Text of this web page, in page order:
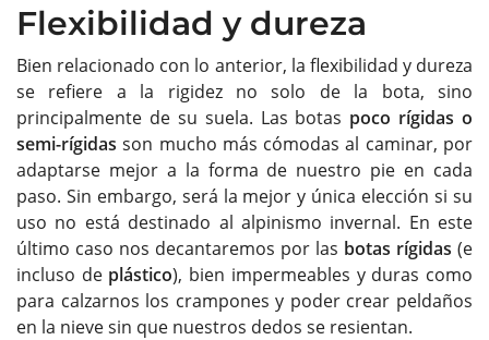
Flexibilidad y dureza
Bien relacionado con lo anterior, la flexibilidad y dureza
se refiere a la rigidez no solo de la bota, sino
principalmente de su suela. Las botas poco rígidas o
semi-rígidas son mucho más cómodas al caminar, por
adaptarse mejor a la forma de nuestro pie en cada
paso. Sin embargo, será la mejor y única elección si su
uso no está destinado al alpinismo invernal. En este
último caso nos decantaremos por las botas rígidas (e
incluso de plástico), bien impermeables y duras como
para calzarnos los crampones y poder crear peldaños
en la nieve sin que nuestros dedos se resientan.